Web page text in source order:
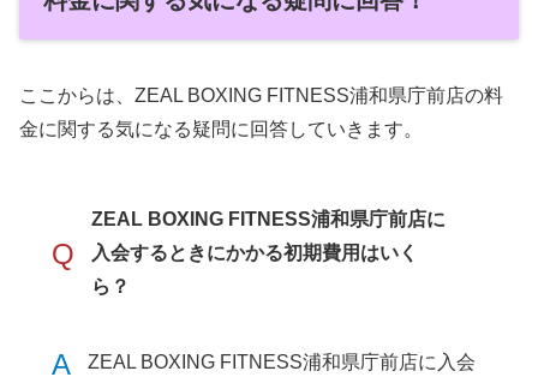
ここからは、ZEAL BOXING FITNESS浦和県庁前店の料
金に関する気になる疑問に回答していきます。
Q
ZEAL BOXING FITNESS浦和県庁前店に
入会するときにかかる初期費用はいく
ら？
A
ZEAL BOXING FITNESS浦和県庁前店に入会